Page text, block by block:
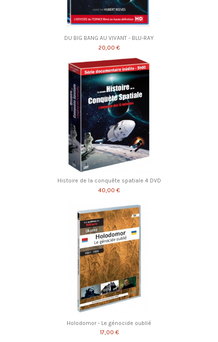
DU BIG BANG AU VIVANT - BLU-RAY
20,00 €
Histoire de la conquête spatiale 4 DVD
40,00 €
Holodomor - Le génocide oublié
17,00 €